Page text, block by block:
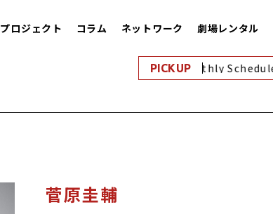
プロジェクト コラム ネットワーク 劇場レンタル
PICKUP
8月｜Monthly Schedule
菅原圭輔